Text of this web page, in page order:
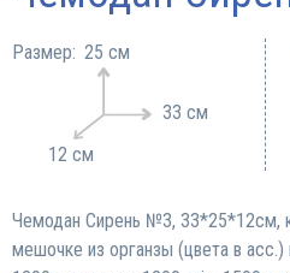
33 см
25 см
12 см
Размер:
Чемодан Сирень №3, 33*25*12см,
мешочке из органзы (цвета в